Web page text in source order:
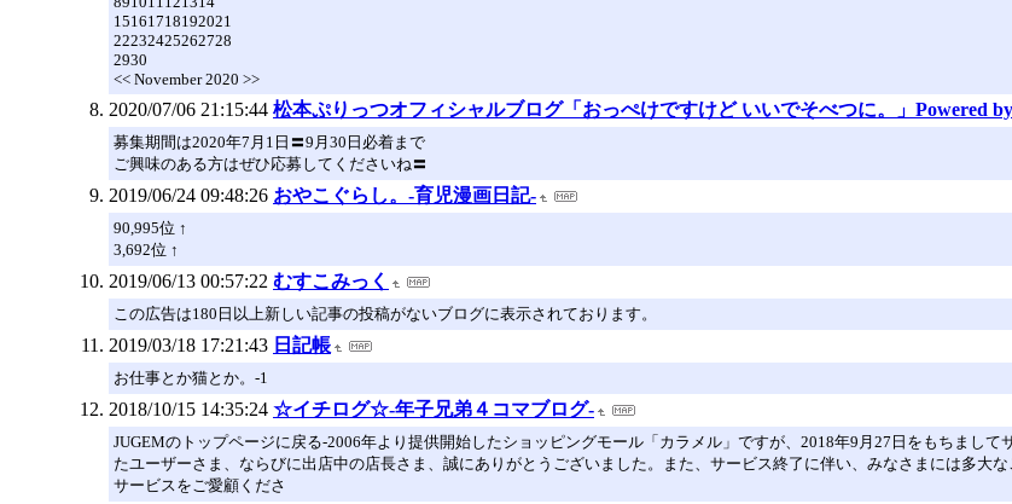
15161718192021
22232425262728
2930
<< November 2020 >>
2020/07/06 21:15:44 松本ぷりっつオフィシャルブログ「おっぺけですけど いいでそべつに。」Powered
募集期間は2020年7月1日〓9月30日必着まで
ご興味のある方はぜひ応募してくださいね〓
2019/06/24 09:48:26 おやこぐらし。-育児漫画日記-
90,995位 ↑
3,692位 ↑
2019/06/13 00:57:22 むすこみっく
この広告は180日以上新しい記事の投稿がないブログに表示されております。
2019/03/18 17:21:43 日記帳
お仕事とか猫とか。-1
2018/10/15 14:35:24 ☆イチログ☆-年子兄弟４コマブログ-
JUGEMのトップページに戻る-2006年より提供開始したショッピングモール「カラメル」ですが、2018年9月27日をもちまし
たユーザーさま、ならびに出店中の店長さま、誠にありがとうございました。また、サービス終了に伴い、みなさまには多大
サービスをご愛顧くださ